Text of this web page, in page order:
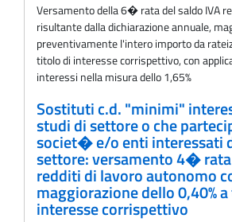
Versamento della 6� rata del saldo IVA
risultante dalla dichiarazione annuale,
preventivamente l'intero importo da
titolo di interesse corrispettivo, con
interessi nella misura dello 1,65%
Sostituti c.d. "minimi"
studi di settore o che
societ� e/o enti interessati
settore: versamento 4�
redditi di lavoro autonomo
maggiorazione dello 0,40%
interesse corrispettivo